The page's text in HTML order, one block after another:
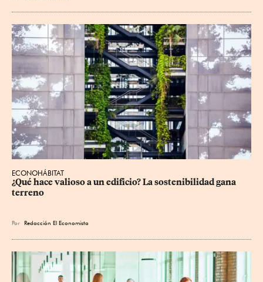
ECONOHÁBITAT
¿Qué hace valioso a un edificio? La sostenibilidad gana
terreno
Por Redacción El Economista